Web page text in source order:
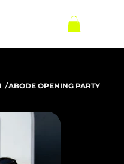
/ABODE OPENING PARTY